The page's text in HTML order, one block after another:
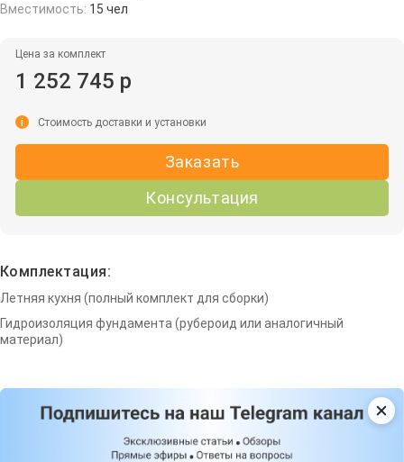
Вместимость: 15 чел
Цена за комплект
1 252 745 р
Заказать
Консультация
i Стоимость доставки и установки
Комплектация:
Летняя кухня (полный комплект для сборки)
Гидроизоляция фундамента (рубероид или аналогичный
материал)